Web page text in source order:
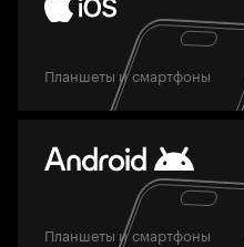
Планшеты и смартфоны
Планшеты и смартфоны